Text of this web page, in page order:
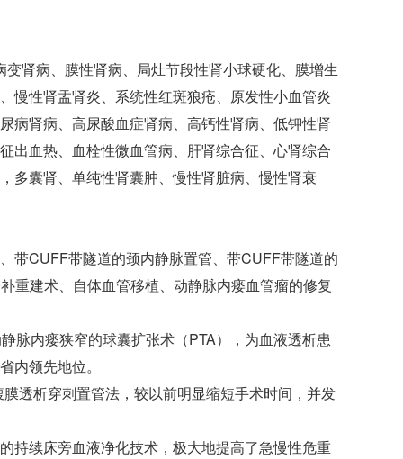
肾病、膜性肾病、局灶节段性肾小球硬化、膜增生
慢性肾盂肾炎、系统性红斑狼疮、原发性小血管炎
病肾病、高尿酸血症肾病、高钙性肾病、低钾性肾
出血热、血栓性微血管病、肝肾综合征、心肾综合
多囊肾、单纯性肾囊肿、慢性肾脏病、慢性肾衰
带CUFF带隧道的颈内静脉置管、带CUFF带隧道的
重建术、自体血管移植、动静脉内瘘血管瘤的修复
脉内瘘狭窄的球囊扩张术（PTA），为血液透析患
内领先地位。
透析穿刺置管法，较以前明显缩短手术时间，并发
持续床旁血液净化技术，极大地提高了急慢性危重